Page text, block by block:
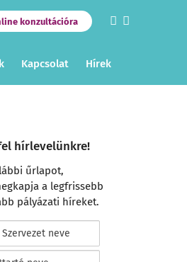
konzultációra
Kapcsolat Hírek
hírlevelünkre!
űrlapot,
a legfrissebb
pályázati híreket.